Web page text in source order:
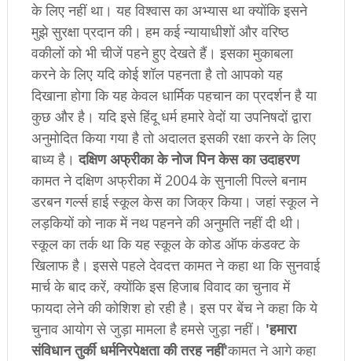
के लिए नहीं था। यह विश्वास का अभ्यास था क्योंकि इसने
मुझे सुरक्षा प्रदान की। हम कई न्यायाधीशों और वरिष्ठ
वकीलों को भी चीजें पहने हुए देखते हैं। इसका मुकाबला
करने के लिए यदि कोई शॉल पहनता है तो आपको यह
दिखाना होगा कि यह केवल धार्मिक पहचान का प्रदर्शन है या
कुछ और है। यदि इसे हिंदू धर्म हमारे वेदों या उपनिषदों द्वारा
अनुमोदित किया गया है तो अदालत इसकी रक्षा करने के लिए
बाध्य है।दक्षिण अफ्रीका के नोज पिन केस का उदाहरण
कामत ने दक्षिण अफ्रीका में 2004 के सुनाली पिल्ले बनाम
डरबन गर्ल्स हाई स्कूल केस का जिक्र किया। जहां स्कूल ने
लड़कियों को नाक में नथ पहनने की अनुमति नहीं दी थी।
स्कूल का तर्क था कि यह स्कूल के कोड ऑफ कंडक्ट के
खिलाफ है। इससे पहले देवदत्त कामत ने कहा था कि सुनवाई
मार्च के बाद करें, क्योंकि इस हिजाब विवाद का चुनाव में
फायदा लेने की कोशिश हो रही है। इस पर बेंच ने कहा कि ये
चुनाव आयोग से जुड़ा मामला है हमसे जुड़ा नहीं। 'हमारा
संविधान तुर्की धर्मनिरपेक्षता की तरह नहीं'कामत ने आगे कहा